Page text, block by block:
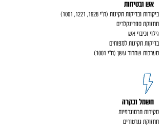
אש ובטיחות
ביקורות ובדיקות תקינות (ת״י 1928, 1221, 1001)
תחזוקת ספרינקלרים
גילוי וכיבוי אש
בדיקות תקינות למפוחים
מערכות שחרור עשן (ת״י 1001)
חשמל ובקרה
סקירות תרמוגרפיות
תחזוקת גנרטורים